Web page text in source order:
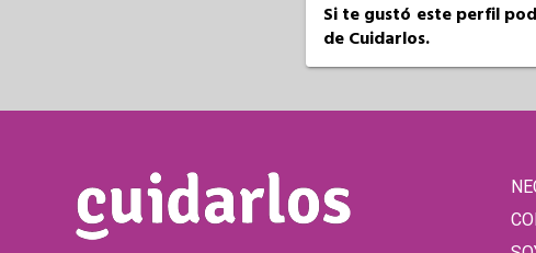
Si te gustó este perfil
de Cuidarlos.